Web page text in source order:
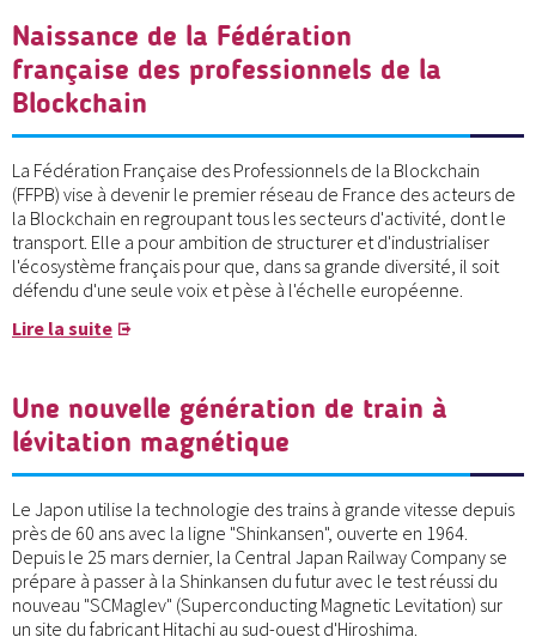
Naissance de la Fédération
française des professionnels de la
Blockchain
La Fédération Française des Professionnels de la Blockchain
(FFPB) vise à devenir le premier réseau de France des acteurs de
la Blockchain en regroupant tous les secteurs d'activité, dont le
transport. Elle a pour ambition de structurer et d'industrialiser
l'écosystème français pour que, dans sa grande diversité, il soit
défendu d'une seule voix et pèse à l'échelle européenne.
Lire la suite
Une nouvelle génération de train à
lévitation magnétique
Le Japon utilise la technologie des trains à grande vitesse depuis
près de 60 ans avec la ligne "Shinkansen", ouverte en 1964.
Depuis le 25 mars dernier, la Central Japan Railway Company se
prépare à passer à la Shinkansen du futur avec le test réussi du
nouveau "SCMaglev" (Superconducting Magnetic Levitation) sur
un site du fabricant Hitachi au sud-ouest d'Hiroshima.